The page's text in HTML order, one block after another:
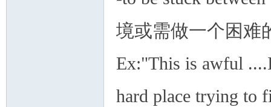
境或需做一个困难
Ex:"This is awful
hard place trying to